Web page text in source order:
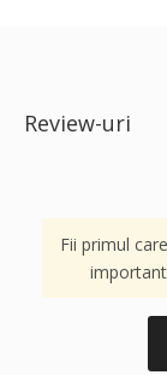
Review-uri
Fii primul